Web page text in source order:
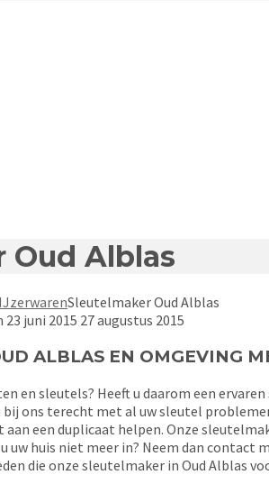
Oud Alblas
Sleutelmaker Oud Alblas
23 juni 2015 27 augustus 2015
ALBLAS EN OMGEVING
en sleutels? Heeft u daarom een
ons terecht met al uw sleutel
aan een duplicaat helpen. Onze
uw huis niet meer in? Neem dan contact
die onze sleutelmaker in Oud Alblas